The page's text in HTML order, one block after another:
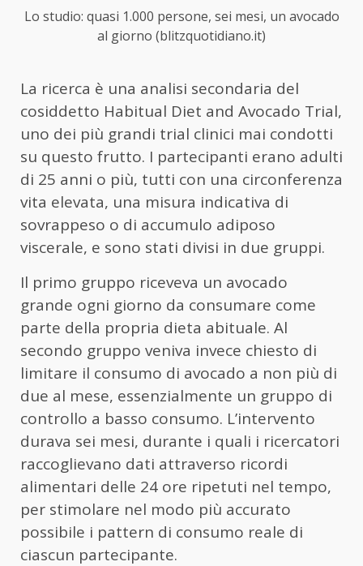
Lo studio: quasi 1.000 persone, sei mesi, un avocado
al giorno (blitzquotidiano.it)
La ricerca è una analisi secondaria del
cosiddetto Habitual Diet and Avocado Trial,
uno dei più grandi trial clinici mai condotti
su questo frutto. I partecipanti erano adulti
di 25 anni o più, tutti con una circonferenza
vita elevata, una misura indicativa di
sovrappeso o di accumulo adiposo
viscerale, e sono stati divisi in due gruppi.
Il primo gruppo riceveva un avocado
grande ogni giorno da consumare come
parte della propria dieta abituale. Al
secondo gruppo veniva invece chiesto di
limitare il consumo di avocado a non più di
due al mese, essenzialmente un gruppo di
controllo a basso consumo. L’intervento
durava sei mesi, durante i quali i ricercatori
raccoglievano dati attraverso ricordi
alimentari delle 24 ore ripetuti nel tempo,
per stimolare nel modo più accurato
possibile i pattern di consumo reale di
ciascun partecipante.